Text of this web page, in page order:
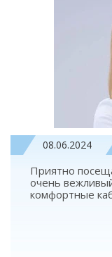
08.06.2024
Приятно
очень
комфортные